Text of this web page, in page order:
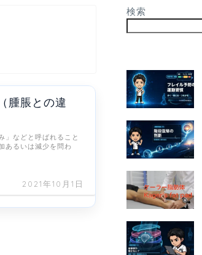
腫脹との違
2021年10月1日
」などと呼ばれること
あるいは減少を問わ
検索